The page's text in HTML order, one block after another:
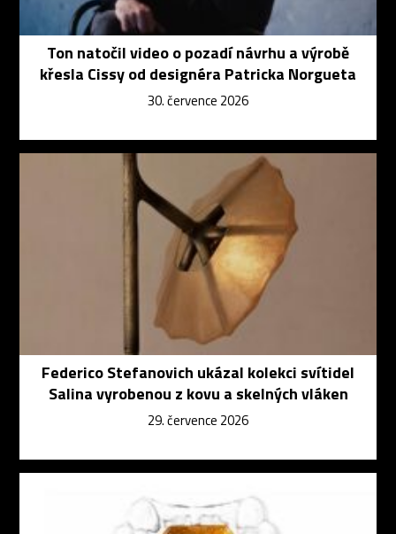
Ton natočil video o pozadí návrhu a výrobě
křesla Cissy od designéra Patricka Norgueta
30. července 2026
Federico Stefanovich ukázal kolekci svítidel
Salina vyrobenou z kovu a skelných vláken
29. července 2026